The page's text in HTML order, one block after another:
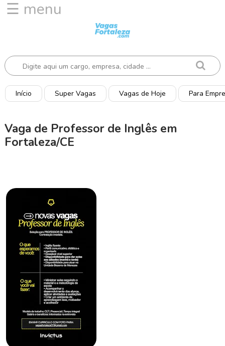
☰ menu
í
c
i
o
a
g
a
H
e
C
o
c
u
o
s
Início Super Vagas Vagas de Hoje Para
Vaga de Professor de Inglês em
Fortaleza/CE